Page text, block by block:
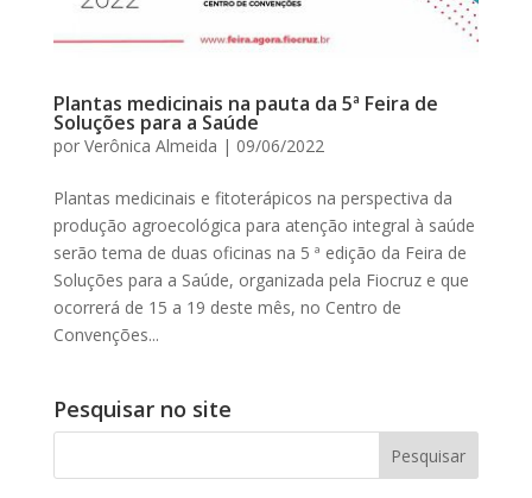
Plantas medicinais na pauta da 5ª Feira de
Soluções para a Saúde
por Verônica Almeida | 09/06/2022
Plantas medicinais e fitoterápicos na perspectiva da
produção agroecológica para atenção integral à saúde
serão tema de duas oficinas na 5 ª edição da Feira de
Soluções para a Saúde, organizada pela Fiocruz e que
ocorrerá de 15 a 19 deste mês, no Centro de
Convenções...
Pesquisar no site